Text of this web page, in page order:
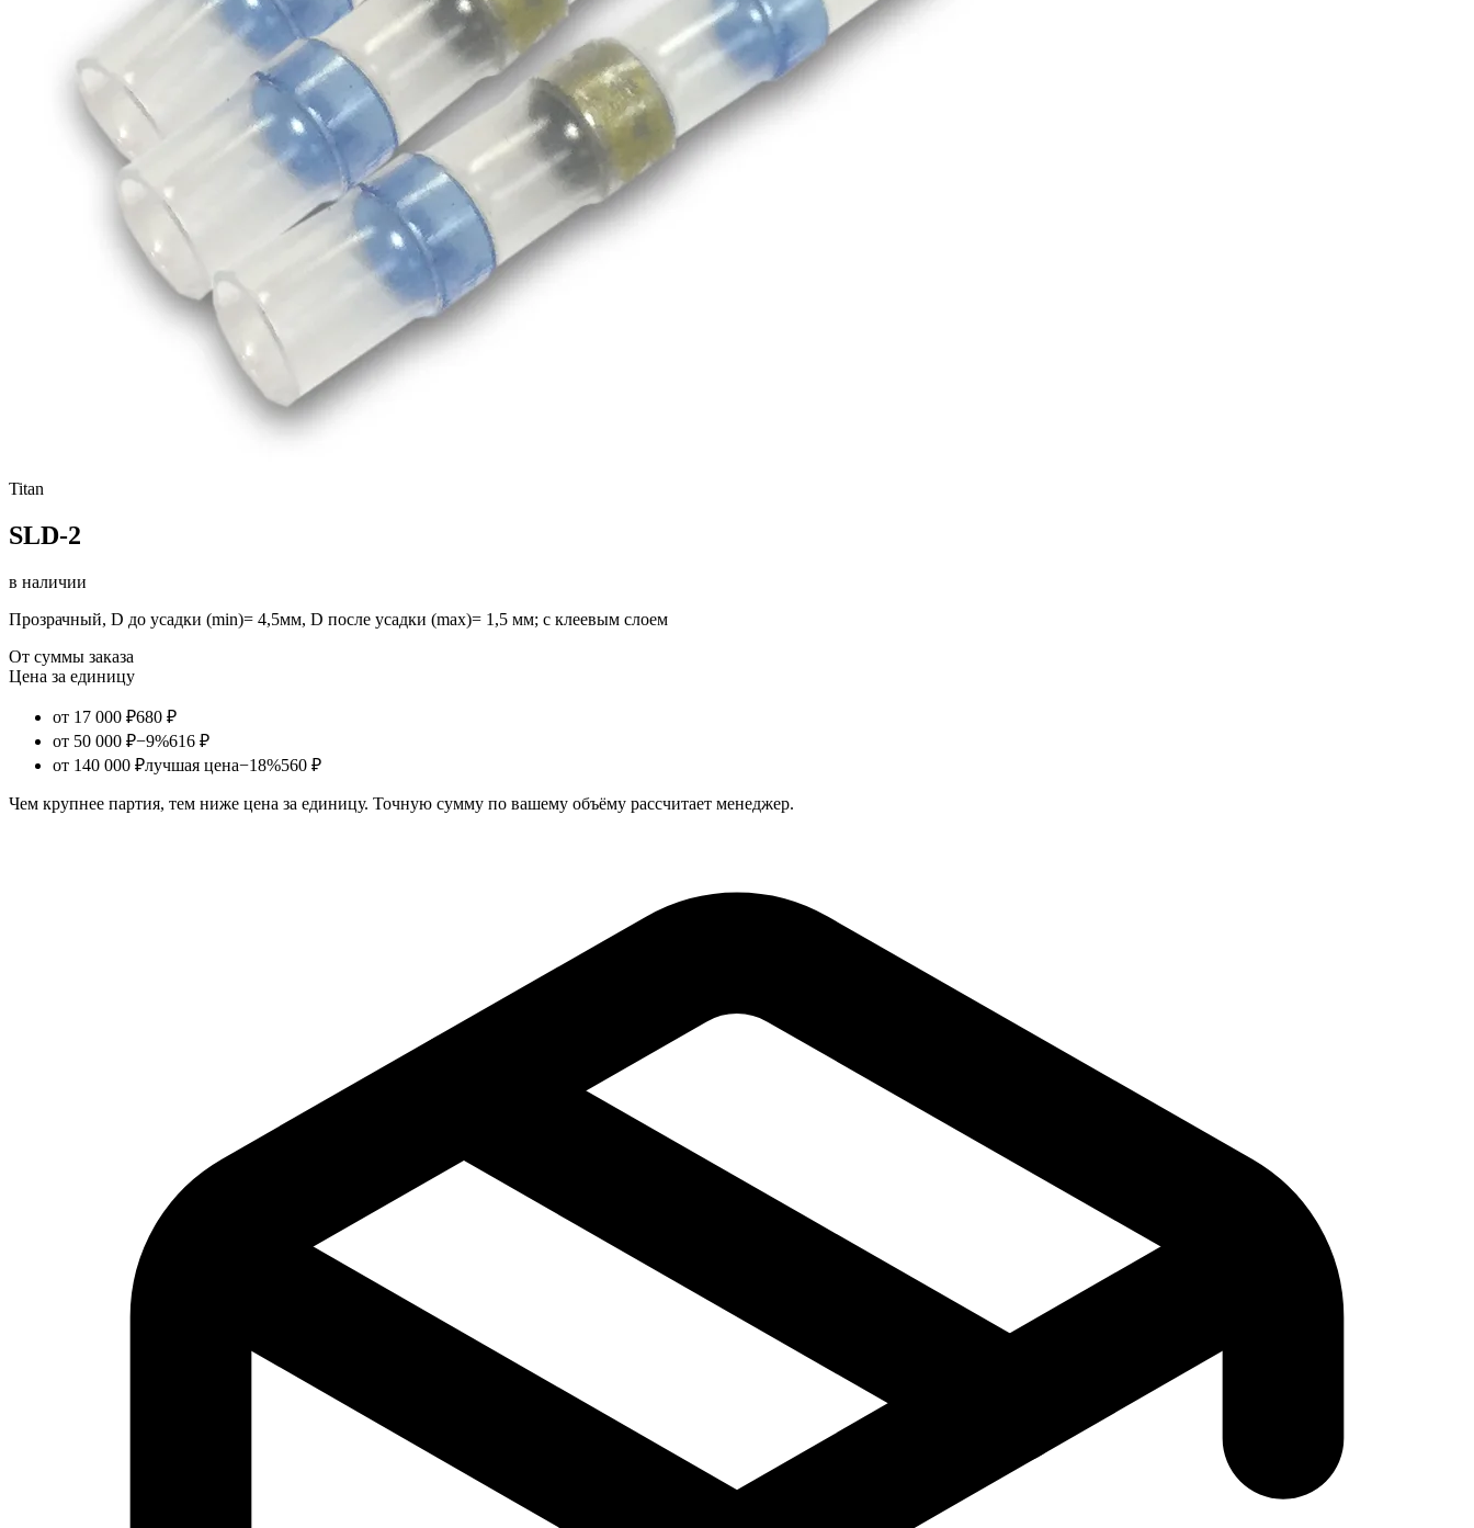
Titan
SLD-2
в наличии
Прозрачный, D до усадки (min)= 4,5мм, D после усадки (max)= 1,5 мм; с клеевым слоем
От суммы заказа
Цена за единицу
от 17 000 ₽680 ₽
от 50 000 ₽−9%616 ₽
от 140 000 ₽лучшая цена−18%560 ₽
Чем крупнее партия, тем ниже цена за единицу. Точную сумму по вашему объёму рассчитает менеджер.